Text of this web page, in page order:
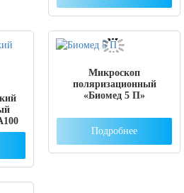
Микроскоп
поляризационный
«Биомед 5 П»
Подробнее